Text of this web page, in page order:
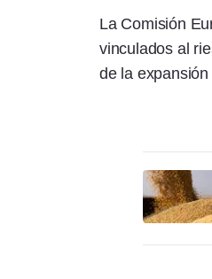
La Comisión
vinculados al
de la